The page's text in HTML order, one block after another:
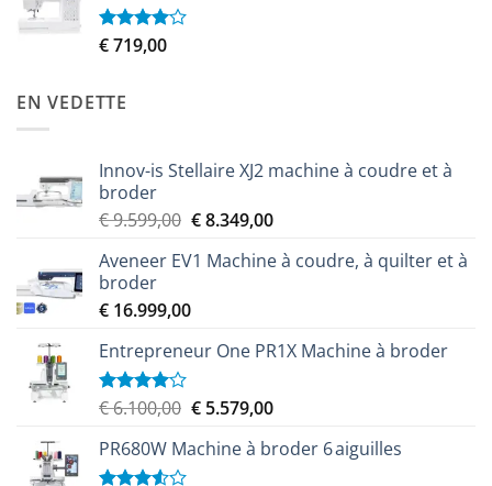
Note
sur
€719,00
EN VEDETTE
Innov-is Stellaire XJ2 machine à coudre et à
broder
€9.599,00 Le
initial
€ 9.599,00.
€8.349,00Le
actuel
Aveneer EV1 Machine à coudre, à quilter et à
broder
€ 16.999,00
Entrepreneur One PR1X Machine à broder
Note
5
€6.100,00 Le
initial
€5.579,00Le
actuel
PR680W Machine à broder 6 aiguilles